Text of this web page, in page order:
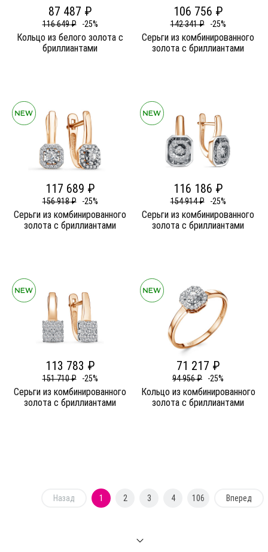
87 487 ₽
116 649 ₽ -25%
Кольцо из белого золота c
бриллиантами
106 756 ₽
142 341 ₽ -25%
Серьги из комбинированного
золота c бриллиантами
117 689 ₽
156 918 ₽ -25%
Серьги из комбинированного
золота c бриллиантами
116 186 ₽
154 914 ₽ -25%
Серьги из комбинированного
золота c бриллиантами
113 783 ₽
151 710 ₽ -25%
Серьги из комбинированного
золота c бриллиантами
71 217 ₽
94 956 ₽ -25%
Кольцо из комбинированного
золота c бриллиантами
Назад 1 2 3 4 106 Вперед